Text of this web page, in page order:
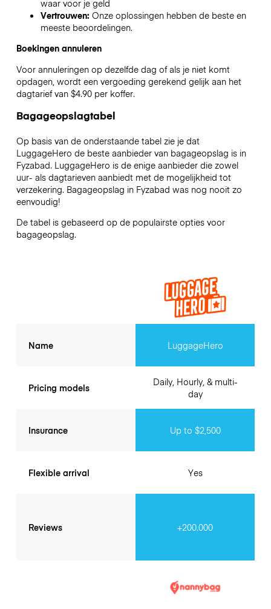
waar voor je geld
Vertrouwen: Onze oplossingen hebben de beste en
meeste beoordelingen.
Boekingen annuleren
Voor annuleringen op dezelfde dag of als je niet komt
opdagen, wordt een vergoeding gerekend gelijk aan het
dagtarief van $4.90 per koffer.
Bagageopslagtabel
Op basis van de onderstaande tabel zie je dat
LuggageHero de beste aanbieder van bagageopslag is in
Fyzabad. LuggageHero is de enige aanbieder die zowel
uur- als dagtarieven aanbiedt met de mogelijkheid tot
verzekering. Bagageopslag in Fyzabad was nog nooit zo
eenvoudig!
De tabel is gebaseerd op de populairste opties voor
bagageopslag.
Name
Pricing models
Insurance
Flexible arrival
Reviews
LuggageHero
Daily, Hourly, & multi-
day
Up to $2,500
Yes
+200.000